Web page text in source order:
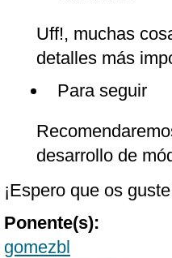
Uff!, muchas
detalles más
Para seguir
desarrollo de
¡Espero que os
Ponente(s):
gomezbl